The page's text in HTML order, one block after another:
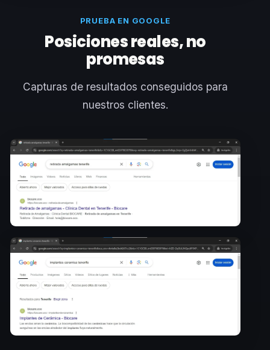
PRUEBA EN GOOGLE
Posiciones reales, no
promesas
Capturas de resultados conseguidos para
nuestros clientes.